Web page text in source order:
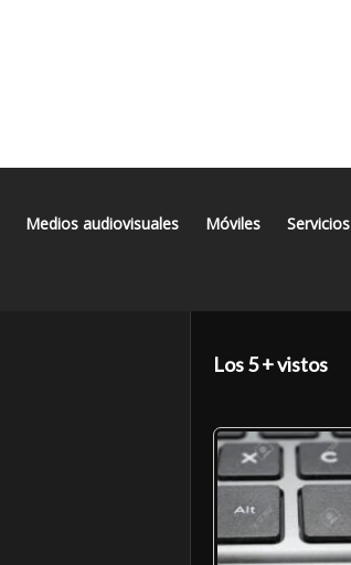
Medios audiovisuales Móviles Servicios
Los 5 + vistos